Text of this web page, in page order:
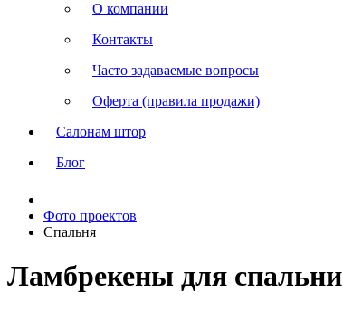
О компании
Контакты
Часто задаваемые вопросы
Оферта (правила продажи)
Салонам штор
Блог
Фото проектов
Спальня
Ламбрекены для спальни